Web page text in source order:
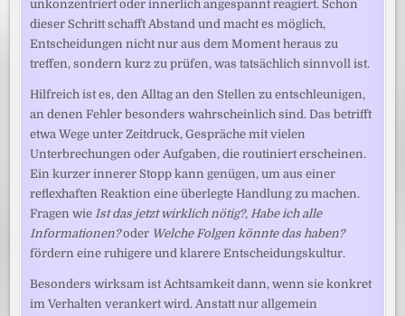
unkonzentriert oder innerlich angespannt reagiert. Schon
dieser Schritt schafft Abstand und macht es möglich,
Entscheidungen nicht nur aus dem Moment heraus zu
treffen, sondern kurz zu prüfen, was tatsächlich sinnvoll ist.
Hilfreich ist es, den Alltag an den Stellen zu entschleunigen,
an denen Fehler besonders wahrscheinlich sind. Das betrifft
etwa Wege unter Zeitdruck, Gespräche mit vielen
Unterbrechungen oder Aufgaben, die routiniert erscheinen.
Ein kurzer innerer Stopp kann genügen, um aus einer
reflexhaften Reaktion eine überlegte Handlung zu machen.
Fragen wieIst das jetzt wirklich nötig?,Habe ich alle
Informationen?oder Welche Folgen könnte das haben?
fördern eine ruhigere und klarere Entscheidungskultur.
Besonders wirksam ist Achtsamkeit dann, wenn sie konkret
im Verhalten verankert wird. Anstatt nur allgemein